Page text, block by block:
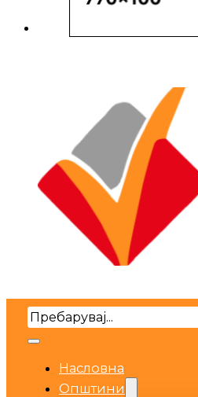
Search
Насловна
Општини